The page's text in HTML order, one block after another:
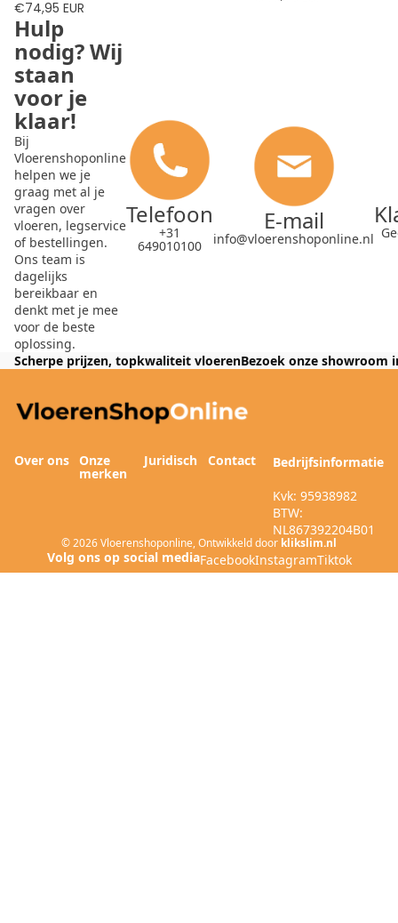
€74,95 EUR
Hulp
nodig? Wij
staan
voor je
klaar!
Bij
Vloerenshoponline
helpen we je
graag met al je
vragen over
vloeren, legservice
of bestellingen.
Ons team is
dagelijks
bereikbaar en
denkt met je mee
voor de beste
oplossing.
Telefoon
+31
649010100
E-mail
info@vloerenshoponline.nl
Scherpe prijzen, topkwaliteit vloerenBezoek onze showroom
Over ons Onze
merken
Juridisch Contact
Bedrijfsinformatie
Kvk: 95938982
BTW:
NL867392204B01
© 2026Vloerenshoponline,Ontwikkeld door klikslim.nl
FacebookInstagramTiktok